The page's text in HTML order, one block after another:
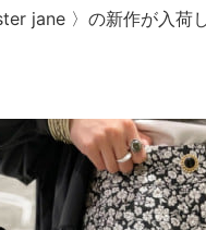
jane 〉の新作が入荷